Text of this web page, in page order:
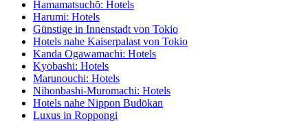
Hamamatsuchō: Hotels
Harumi: Hotels
Günstige in Innenstadt von Tokio
Hotels nahe Kaiserpalast von Tokio
Kanda Ogawamachi: Hotels
Kyobashi: Hotels
Marunouchi: Hotels
Nihonbashi-Muromachi: Hotels
Hotels nahe Nippon Budōkan
Luxus in Roppongi